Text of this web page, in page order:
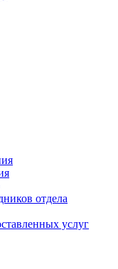
отдела
услуг